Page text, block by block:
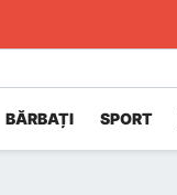
BĂRBAȚI SPORT